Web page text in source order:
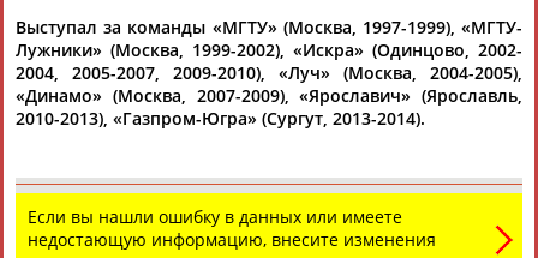
Выступал за команды «МГТУ» (Москва, 1997-1999), «МГТУ-
Лужники» (Москва, 1999-2002), «Искра» (Одинцово, 2002-
2004, 2005-2007, 2009-2010), «Луч» (Москва, 2004-2005),
«Динамо» (Москва, 2007-2009), «Ярославич» (Ярославль,
2010-2013), «Газпром-Югра» (Сургут, 2013-2014).
Если вы нашли ошибку в данных или имеете
недостающую информацию, внесите изменения